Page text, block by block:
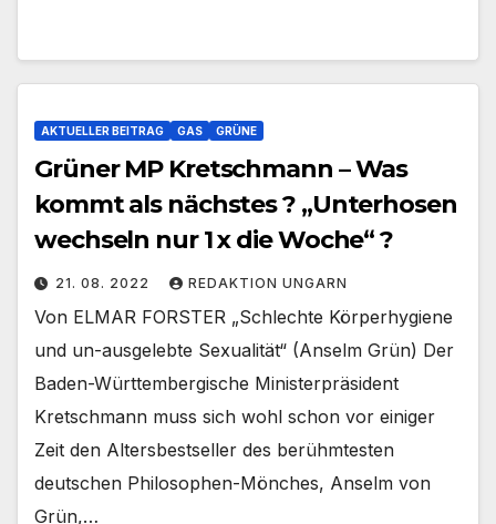
AKTUELLER BEITRAG GAS GRÜNE
Grüner MP Kretschmann – Was
kommt als nächstes ? „Unterhosen
wechseln nur 1 x die Woche“ ?
21. 08. 2022 REDAKTION UNGARN
Von ELMAR FORSTER „Schlechte Körperhygiene
und un-ausgelebte Sexualität“ (Anselm Grün) Der
Baden-Württembergische Ministerpräsident
Kretschmann muss sich wohl schon vor einiger
Zeit den Altersbestseller des berühmtesten
deutschen Philosophen-Mönches, Anselm von
Grün,…